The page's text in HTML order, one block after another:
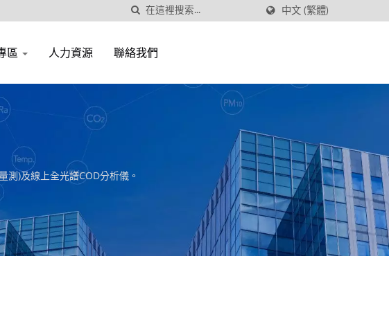
中文 (繁體)
區 人力資源 聯絡我們
測)及線上全光譜COD分析儀。